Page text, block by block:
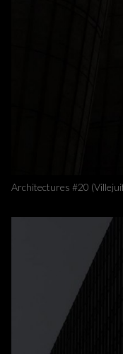
Architectures #20